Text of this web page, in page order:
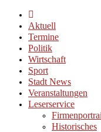
Aktuell
Termine
Politik
Wirtschaft
Sport
Stadt News
Veranstaltungen
Leserservice
Historisches